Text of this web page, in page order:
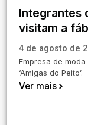
Integrantes
visitam a
4 de agosto de
Empresa de
‘Amigas do Peito’.
Ver mais